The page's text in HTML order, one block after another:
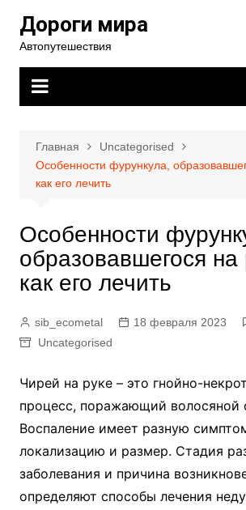
содержимому
Дороги мира
Автопутешествия
Главная
Uncategorised
Особенности фурункула,
как его лечить
Особенности
образовавшегося на
как его лечить
sib_ecometal 18 февраля 2023
Uncategorised
Чирей на руке – это гнойно-
процесс, поражающий волосяной
Воспаление имеет разную
локализацию и размер. Стадия
заболевания и причина
определяют способы лечения